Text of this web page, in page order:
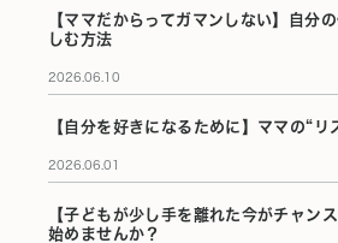
【ママだからってガマンしない】自分
しむ方法
2026.06.10
【自分を好きになるために】ママの“リ
2026.06.01
【子どもが少し手を離れた今がチャン
始めませんか？